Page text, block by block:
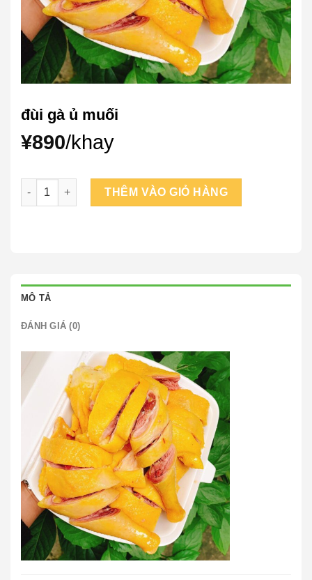
đùi gà ủ muối
¥890/khay
đùi gà ủ muối số lượng
THÊM VÀO GIỎ HÀNG
MÔ TẢ
ĐÁNH GIÁ (0)